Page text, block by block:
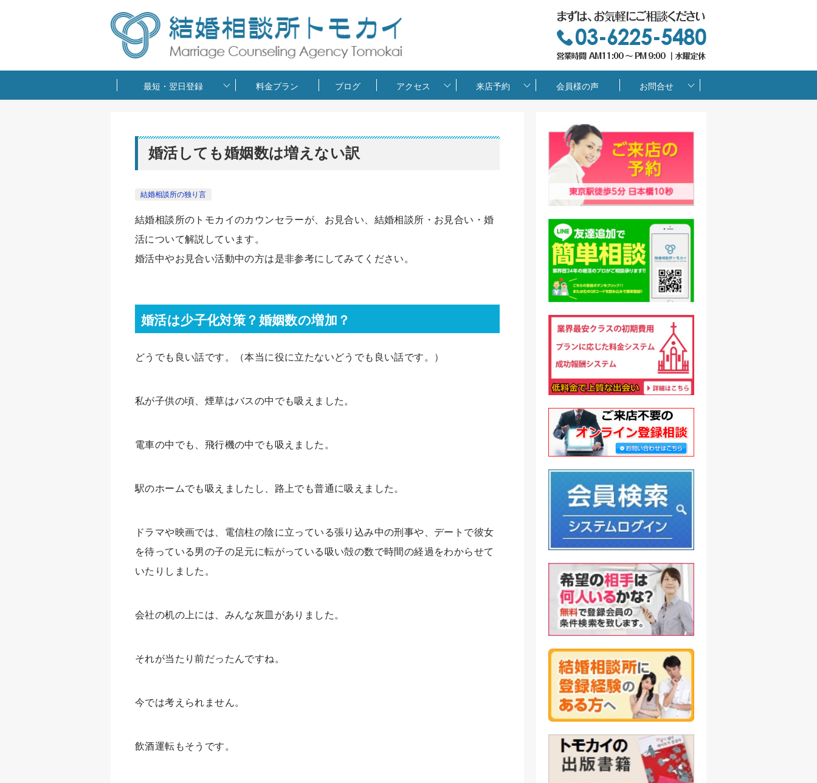
最短・翌日登録 料金プラン ブログ アクセス 来店予約 会員様の声 お問合せ
婚活しても婚姻数は増えない訳
結婚相談所の独り言
結婚相談所のトモカイのカウンセラーが、お見合い、結婚相談所・お見合い・婚
活について解説しています。
婚活中やお見合い活動中の方は是非参考にしてみてください。
婚活は少子化対策？婚姻数の増加？
どうでも良い話です。（本当に役に立たないどうでも良い話です。）
私が子供の頃、煙草はバスの中でも吸えました。
電車の中でも、飛行機の中でも吸えました。
駅のホームでも吸えましたし、路上でも普通に吸えました。
ドラマや映画では、電信柱の陰に立っている張り込み中の刑事や、デートで彼女
を待っている男の子の足元に転がっている吸い殻の数で時間の経過をわからせて
いたりしました。
会社の机の上には、みんな灰皿がありました。
それが当たり前だったんですね。
今では考えられません。
飲酒運転もそうです。